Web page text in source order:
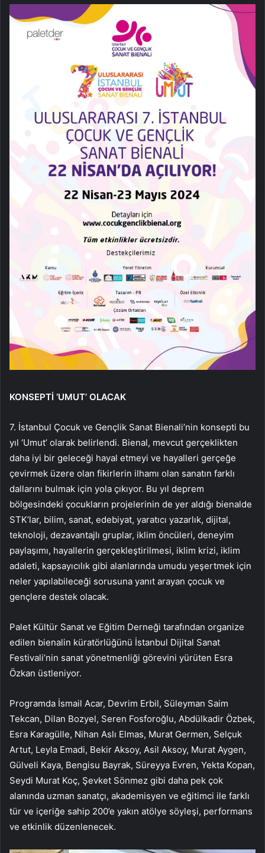
KONSEPTİ ‘UMUT’ OLACAK
7. İstanbul Çocuk ve Gençlik Sanat Bienali’nin konsepti bu
yıl ‘Umut’ olarak belirlendi. Bienal, mevcut gerçeklikten
daha iyi bir geleceği hayal etmeyi ve hayalleri gerçeğe
çevirmek üzere olan fikirlerin ilhamı olan sanatın farklı
dallarını bulmak için yola çıkıyor. Bu yıl deprem
bölgesindeki çocukların projelerinin de yer aldığı bienalde
STK’lar, bilim, sanat, edebiyat, yaratıcı yazarlık, dijital,
teknoloji, dezavantajlı gruplar, iklim öncüleri, deneyim
paylaşımı, hayallerin gerçekleştirilmesi, iklim krizi, iklim
adaleti, kapsayıcılık gibi alanlarında umudu yeşertmek için
neler yapılabileceği sorusuna yanıt arayan çocuk ve
gençlere destek olacak.
Palet Kültür Sanat ve Eğitim Derneği tarafından organize
edilen bienalin küratörlüğünü İstanbul Dijital Sanat
Festivali’nin sanat yönetmenliği görevini yürüten Esra
Özkan üstleniyor.
Programda İsmail Acar, Devrim Erbil, Süleyman Saim
Tekcan, Dilan Bozyel, Seren Fosforoğlu, Abdülkadir Özbek,
Esra Karagülle, Nihan Aslı Elmas, Murat Germen, Selçuk
Artut, Leyla Emadi, Bekir Aksoy, Asil Aksoy, Murat Aygen,
Gülveli Kaya, Bengisu Bayrak, Süreyya Evren, Yekta Kopan,
Seydi Murat Koç, Şevket Sönmez gibi daha pek çok
alanında uzman sanatçı, akademisyen ve eğitimci ile farklı
tür ve içeriğe sahip 200’e yakın atölye söyleşi, performans
ve etkinlik düzenlenecek.